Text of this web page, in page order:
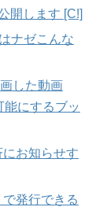
開します [C!]
ナゼこんな
した動画
能にするブッ
お知らせす
発行できる